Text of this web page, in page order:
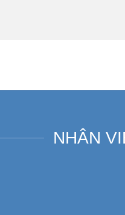
NHÂN